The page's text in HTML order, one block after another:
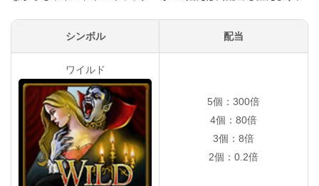
シンボル 配当
ワイルド
5個：300倍
4個：80倍
3個：8倍
2個：0.2倍